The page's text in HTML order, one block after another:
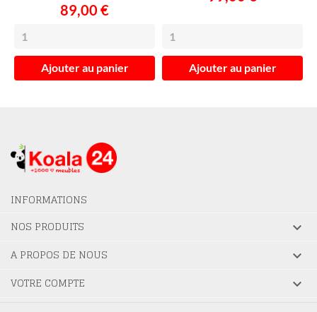
89,00 €
Ajouter au panier Ajouter au panier
INFORMATIONS
NOS PRODUITS

A PROPOS DE NOUS 
VOTRE COMPTE 